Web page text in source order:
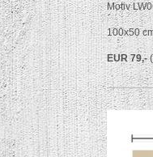
Motiv
100x50
EUR 79,-